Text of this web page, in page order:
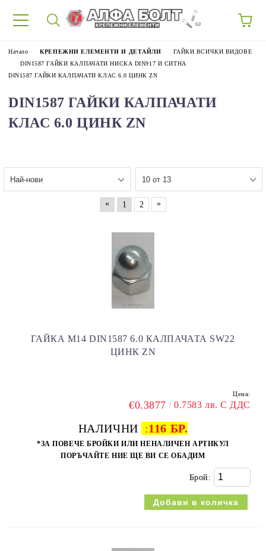
Начало КРЕПЕЖНИ ЕЛЕМЕНТИ И ДЕТАЙЛИ
ГАЙКИ ВСИЧКИ ВИДОВЕ
DIN1587 ГАЙКИ КАЛПАЧАТИ НИСКА DIN917 И СИТНА
DIN1587 ГАЙКИ КАЛПАЧАТИ КЛАС 6.0 ЦИНК ZN
DIN1587 ГАЙКИ КАЛПАЧАТИ
КЛАС 6.0 ЦИНК ZN
« 1 2 »
ГАЙКА M14 DIN1587 6.0 КАЛПАЧАТА SW22
ЦИНК ZN
Цена:
€0.3877 0.7583 лв. С ДДС
НАЛИЧНИ :116 БР.
*ЗА ПОВЕЧЕ БРОЙКИ ИЛИ НЕНАЛИЧЕН АРТИКУЛ
ПОРЪЧАЙТЕ НИЕ ЩЕ ВИ СЕ ОБАДИМ
Брой: